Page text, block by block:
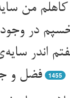
کاهلم من
در
اندر
فضل و
1455